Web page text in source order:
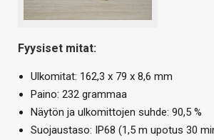
Fyysiset mitat:
Ulkomitat: 162,3 x 79 x 8,6 mm
Paino: 232 grammaa
Näytön ja ulkomittojen suhde: 90,5 %
Suojaustaso: IP68 (1,5 m upotus 30